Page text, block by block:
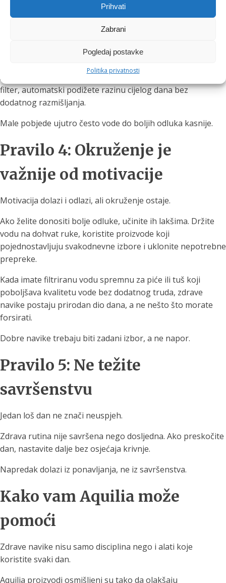
Prihvati
Zabrani
Pogledaj postavke
Politika privatnosti
Jutro definira ostatak dana.
Ne treba vam savršena rutina nego mali, stabilan početak.
početak bez žurbe mogu napraviti veliku razliku.
Ako već ujutro koristite kvalitetnu vodu, bilo kroz vrč ili
filter, automatski podižete razinu cijelog dana bez
dodatnog razmišljanja.
Male pobjede ujutro često vode do boljih odluka kasnije.
Pravilo 4: Okruženje je
važnije od motivacije
Motivacija dolazi i odlazi, ali okruženje ostaje.
Ako želite donositi bolje odluke, učinite ih lakšima. Držite
vodu na dohvat ruke, koristite proizvode koji
pojednostavljuju svakodnevne izbore i uklonite nepotrebne
prepreke.
Kada imate filtriranu vodu spremnu za piće ili tuš koji
poboljšava kvalitetu vode bez dodatnog truda, zdrave
navike postaju prirodan dio dana, a ne nešto što morate
forsirati.
Dobre navike trebaju biti zadani izbor, a ne napor.
Pravilo 5: Ne težite
savršenstvu
Jedan loš dan ne znači neuspjeh.
Zdrava rutina nije savršena nego dosljedna. Ako preskočite
dan, nastavite dalje bez osjećaja krivnje.
Napredak dolazi iz ponavljanja, ne iz savršenstva.
Kako vam Aquilia može
pomoći
Zdrave navike nisu samo disciplina nego i alati koje
koristite svaki dan.
Aquilia proizvodi osmišljeni su tako da olakšaju